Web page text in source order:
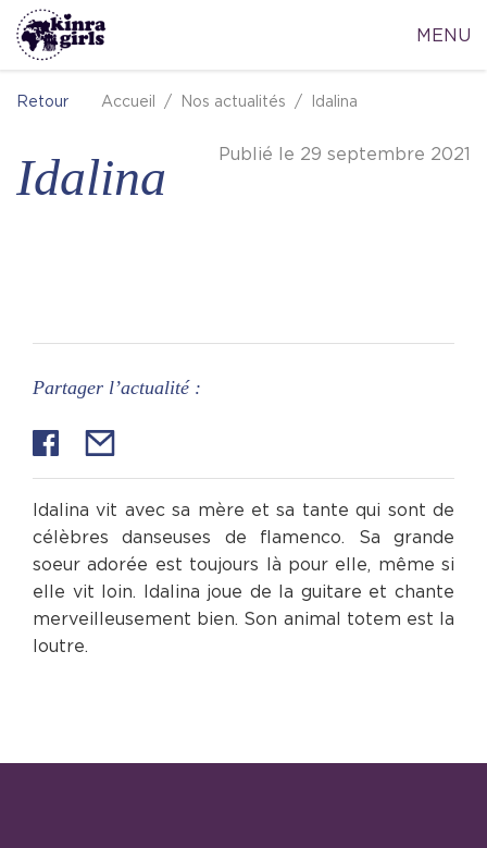
MENU
Retour Accueil Nos actualités Idalina
Idalina Publié le 29 septembre 2021
Partager l’actualité :
Idalina vit avec sa mère et sa tante qui sont de
célèbres danseuses de flamenco. Sa grande
soeur adorée est toujours là pour elle, même si
elle vit loin. Idalina joue de la guitare et chante
merveilleusement bien. Son animal totem est la
loutre.